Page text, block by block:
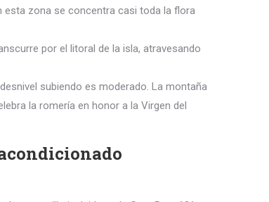
esta zona se concentra casi toda la flora
por el litoral de la isla, atravesando
subiendo es moderado. La montaña
la romería en honor a la Virgen del